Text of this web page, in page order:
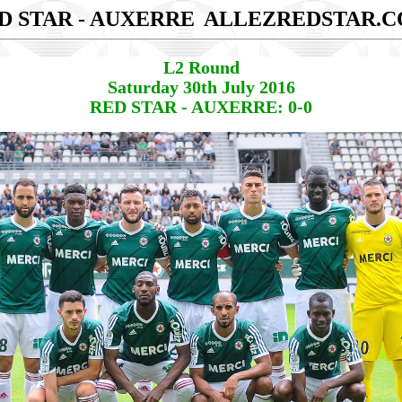
STAR - AUXERRE
L2 Round
Saturday 30th July 2016
RED STAR - AUXERRE: 0-0